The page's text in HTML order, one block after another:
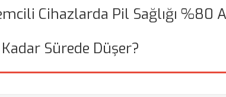
Cihazlarda Pil Sağlığı %80
Kadar Sürede Düşer?